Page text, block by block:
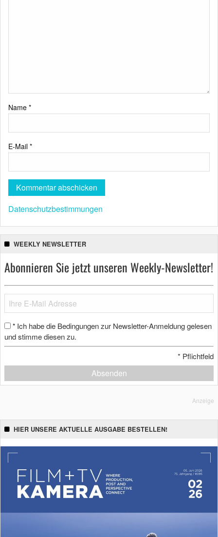
Name *
E-Mail *
Datenschutzbestimmungen
WEEKLY NEWSLETTER
Abonnieren Sie jetzt unseren Weekly-Newsletter!
* Ich habe die Bedingungen zur Newsletter-Anmeldung gelesen
und stimme diesen zu.
* Pflichtfeld
Absenden
Anzeige
HIER UNSERE AKTUELLE AUSGABE BESTELLEN!